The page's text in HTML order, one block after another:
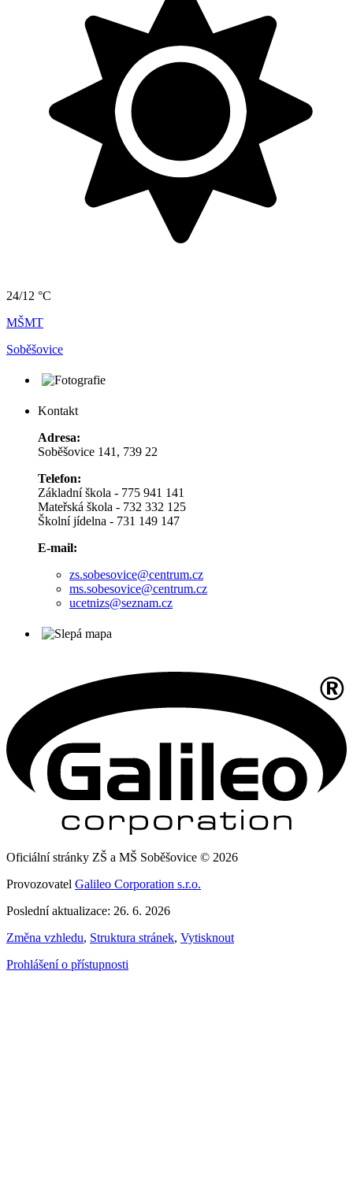
24/12 °C
MŠMT
Soběšovice
Kontakt
Adresa:
Soběšovice 141, 739 22
Telefon:
Základní škola - 775 941 141
Mateřská škola - 732 332 125
Školní jídelna - 731 149 147
E-mail:
zs.sobesovice@centrum.cz
ms.sobesovice@centrum.cz
ucetnizs@seznam.cz
Oficiální stránky ZŠ a MŠ Soběšovice © 2026
Provozovatel Galileo Corporation s.r.o.
Poslední aktualizace: 26. 6. 2026
Změna vzhledu, Struktura stránek, Vytisknout
Prohlášení o přístupnosti